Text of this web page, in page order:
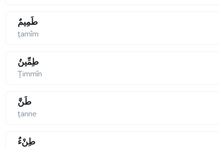
طَمِيمٌ
ṯamîm
طِمِّينُ
Ṯimmîn
طَنَّ
ṯanne
طِنْءٌ